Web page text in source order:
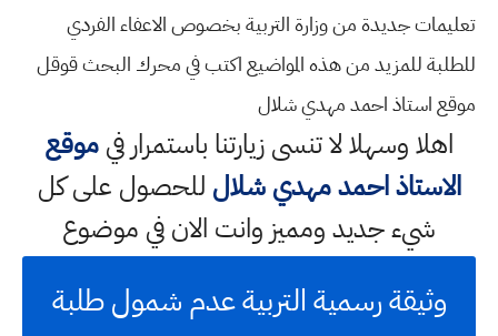
تعليمات جديدة من وزارة التربية بخصوص الاعفاء الفردي
للطلبة للمزيد من هذه المواضيع اكتب في محرك البحث قوقل
موقع استاذ احمد مهدي شلال
اهلا وسهلالا تنسى زيارتنا باستمرار فيموقع
الاستاذ احمد مهدي شلال للحصول على كل
شيء جديد ومميز وانت الان في موضوع
وثيقة رسمية التربية عدم شمول طلبة